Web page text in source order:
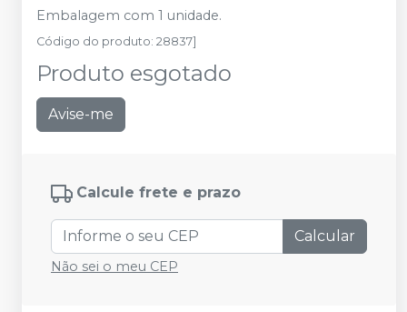
Embalagem com 1 unidade.
Código do produto: 28837]
Produto esgotado
Avise-me
Calcule frete e prazo
Calcular
Não sei o meu CEP